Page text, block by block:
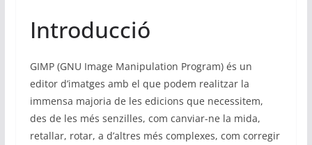
Introducció
GIMP (GNU Image Manipulation Program) és un
editor d’imatges amb el que podem realitzar la
immensa majoria de les edicions que necessitem,
des de les més senzilles, com canviar-ne la mida,
retallar, rotar, a d’altres més complexes, com corregir